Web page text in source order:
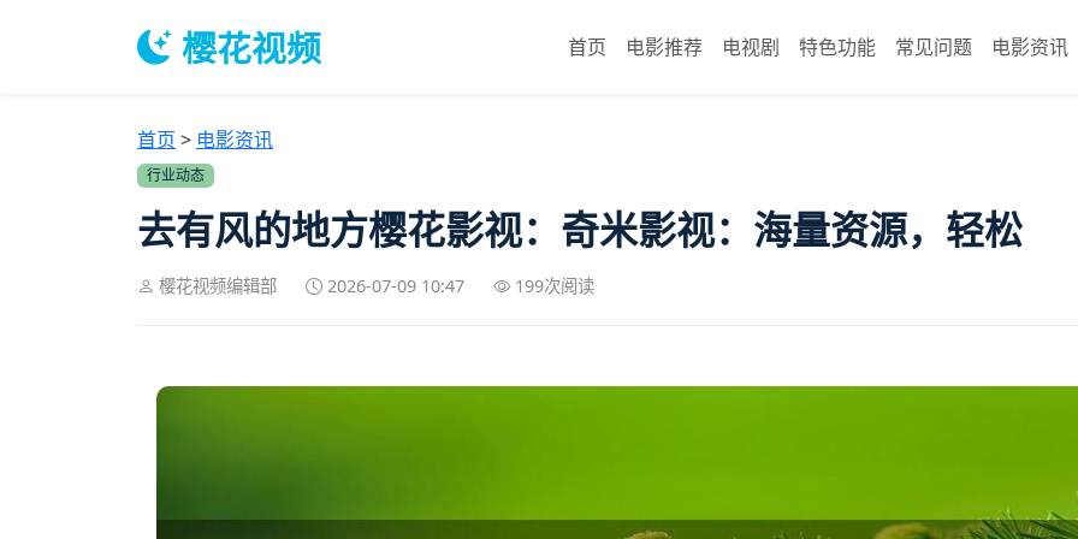
樱花视频 首页 电影推荐 电视剧 特色功能 常见问题 电影资讯
首页 > 电影资讯
行业动态
去有风的地方樱花影视：奇米影视：海量资源，轻松
樱花视频编辑部 2026-07-09 10:47 199次阅读